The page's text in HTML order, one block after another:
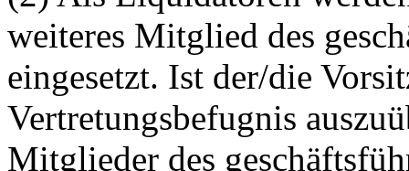
weiteres Mitglied des
eingesetzt. Ist der/die
Vertretungsbefugnis
Mitglieder des